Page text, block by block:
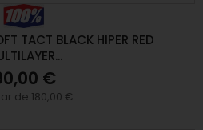
TACT BLACK HIPER RED
€
de 180,00 €